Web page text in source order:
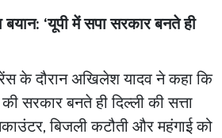
‘यूपी में सपा सरकार बनते ही
के दौरान अखिलेश यादव ने कहा कि
की सरकार बनते ही दिल्ली की सत्ता
बिजली कटौती और महंगाई को